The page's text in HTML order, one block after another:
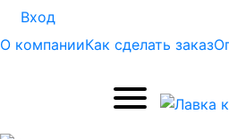
Вход
О компанииКак сделать заказ